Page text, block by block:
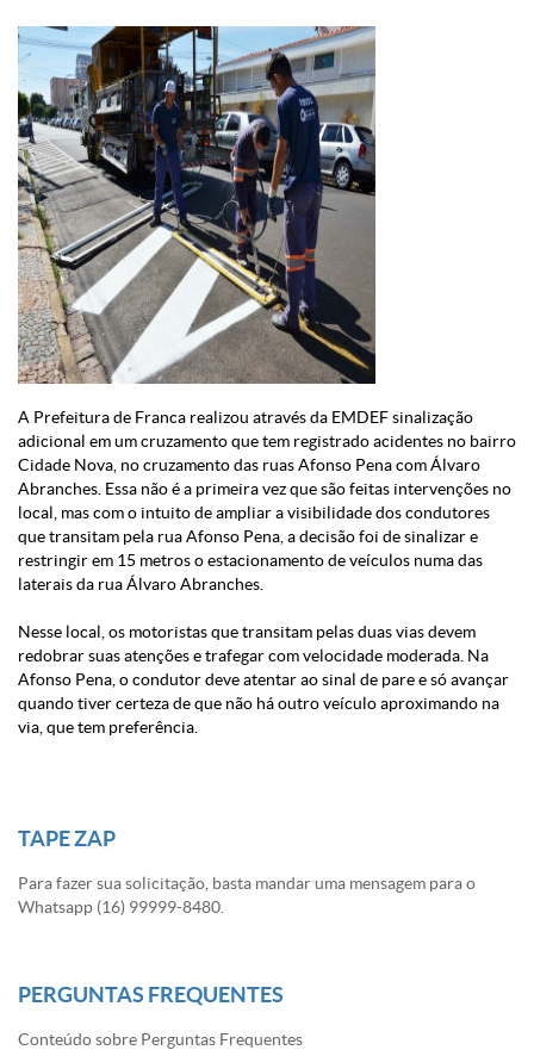
A Prefeitura de Franca realizou através da EMDEF sinalização
adicional em um cruzamento que tem registrado acidentes no bairro
Cidade Nova, no cruzamento das ruas Afonso Pena com Álvaro
Abranches. Essa não é a primeira vez que são feitas intervenções no
local, mas com o intuito de ampliar a visibilidade dos condutores
que transitam pela rua Afonso Pena, a decisão foi de sinalizar e
restringir em 15 metros o estacionamento de veículos numa das
laterais da rua Álvaro Abranches.
Nesse local, os motoristas que transitam pelas duas vias devem
redobrar suas atenções e trafegar com velocidade moderada. Na
Afonso Pena, o condutor deve atentar ao sinal de pare e só avançar
quando tiver certeza de que não há outro veículo aproximando na
via, que tem preferência.
TAPE ZAP
Para fazer sua solicitação, basta mandar uma mensagem para o
Whatsapp (16) 99999-8480.
PERGUNTAS FREQUENTES
Conteúdo sobre Perguntas Frequentes